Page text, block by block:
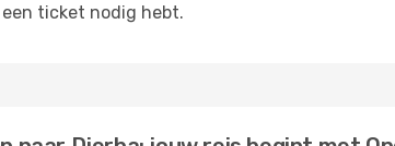
ticket nodig hebt.